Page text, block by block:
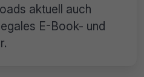
aktuell auch
E-Book- und